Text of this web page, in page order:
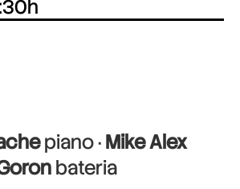
piano ·Mike Alex
bateria